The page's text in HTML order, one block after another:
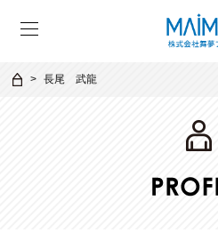
長尾 武龍